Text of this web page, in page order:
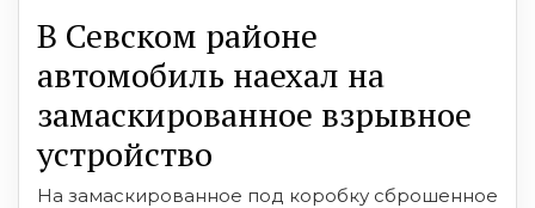
В Севском районе
автомобиль наехал на
замаскированное взрывное
устройство
На замаскированное под коробку сброшенное